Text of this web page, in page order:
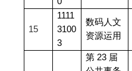
15
1111
3100
3
数码人文
资源运用
第 23 届